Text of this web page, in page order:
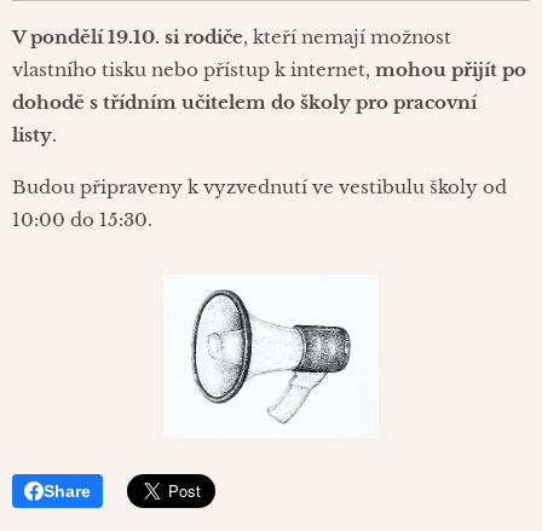
Vpondělí 19.10. si rodiče, kteří nemají možnost
vlastního tisku nebo přístup k internet, mohou přijít po
dohodě s třídním učitelem do školy pro pracovní
listy.
Budou připraveny k vyzvednutí ve vestibulu školy od
10:00 do 15:30.
Share